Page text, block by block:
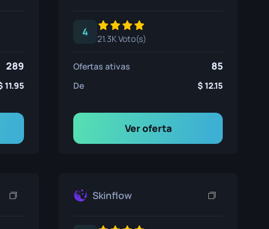
289
11.95
4
21.3K Voto(s)
Ofertas ativas 85
De 12.15
Ver oferta
Skinflow